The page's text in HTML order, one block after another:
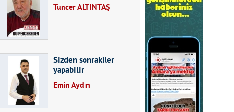
Tuncer ALTINTAŞ
Sizden sonrakiler
yapabilir
Emin Aydın